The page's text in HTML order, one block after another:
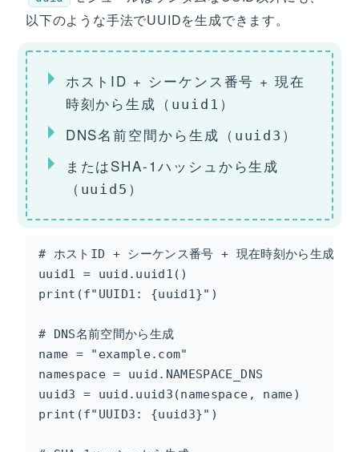
以下のような手法でUUIDを生成できます。
ホストID + シーケンス番号 + 現在
時刻から生成（ uuid1 ）
DNS名前空間から生成（ uuid3 ）
またはSHA-1ハッシュから生成
（ uuid5 ）
# ホストID + シーケンス番号 + 現在時刻から生成
uuid1 = uuid.uuid1()
print(f"UUID1: {uuid1}")
# DNS名前空間から生成
name = "example.com"
namespace = uuid.NAMESPACE_DNS
uuid3 = uuid.uuid3(namespace, name)
print(f"UUID3: {uuid3}")